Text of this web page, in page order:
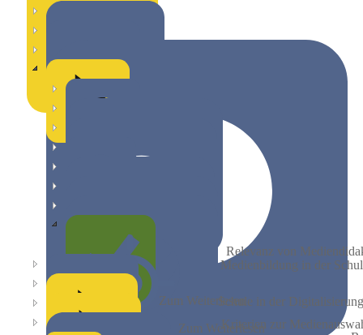
Relevanz von
Medienbildung in der
Schule in der Digitalisierung
Kriterien zur
Zum Weiterlesen
Zum Weiterlesen